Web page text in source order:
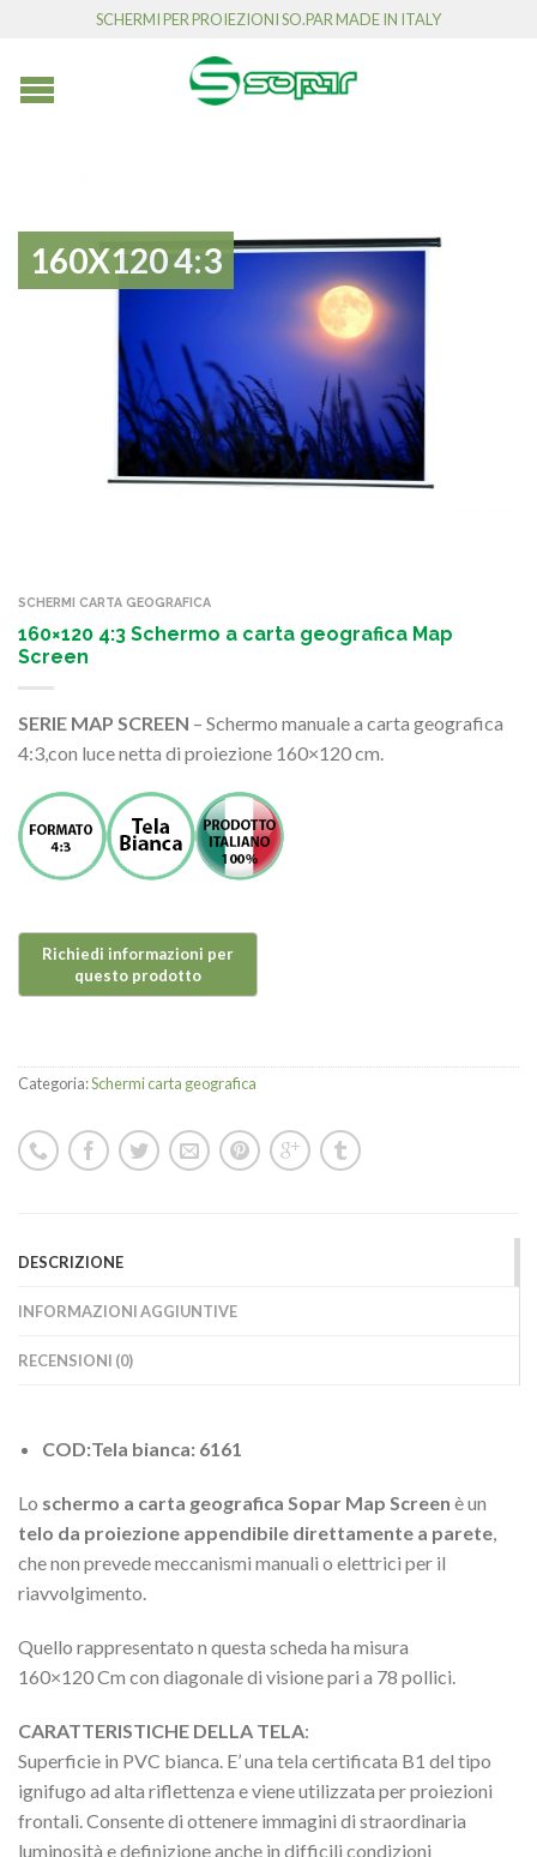
SCHERMI PER PROIEZIONI SO.PAR MADE IN ITALY
160X120 4:3
SCHERMI CARTA GEOGRAFICA
160×120 4:3 Schermo a carta geografica Map
Screen
SERIE MAP SCREEN – Schermo manuale a carta geografica
4:3,con luce netta di proiezione 160×120 cm.
Categoria:Schermi carta geografica
DESCRIZIONE
INFORMAZIONI AGGIUNTIVE
RECENSIONI (0)
COD:Tela bianca: 6161
Lo schermo a carta geografica Sopar Map Screen è un
telo da proiezione appendibile direttamente a parete,
che non prevede meccanismi manuali o elettrici per il
riavvolgimento.
Quello rappresentato n questa scheda ha misura
160×120 Cm con diagonale di visione pari a 78 pollici.
CARATTERISTICHE DELLA TELA:
Superficie in PVC bianca. E’ una tela certificata B1 del tipo
ignifugo ad alta riflettenza e viene utilizzata per proiezioni
frontali. Consente di ottenere immagini di straordinaria
luminosità e definizione anche in difficili condizioni